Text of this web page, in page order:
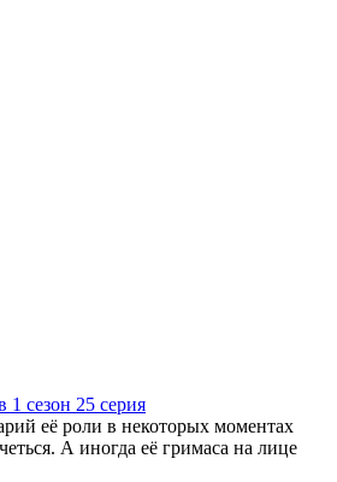
сезон 25 серия
её роли в некоторых моментах
А иногда её гримаса на лице